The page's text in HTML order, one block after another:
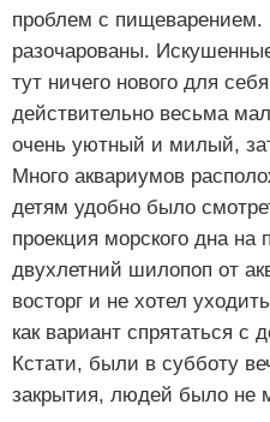
проблем с
разочарованы.
тут ничего нового для
действительно весьма
очень уютный и милый,
Много аквариумов
детям удобно было
проекция морского дна
двухлетний шилопоп от
восторг и не хотел
как вариант спрятаться с
Кстати, были в субботу
закрытия, людей было не